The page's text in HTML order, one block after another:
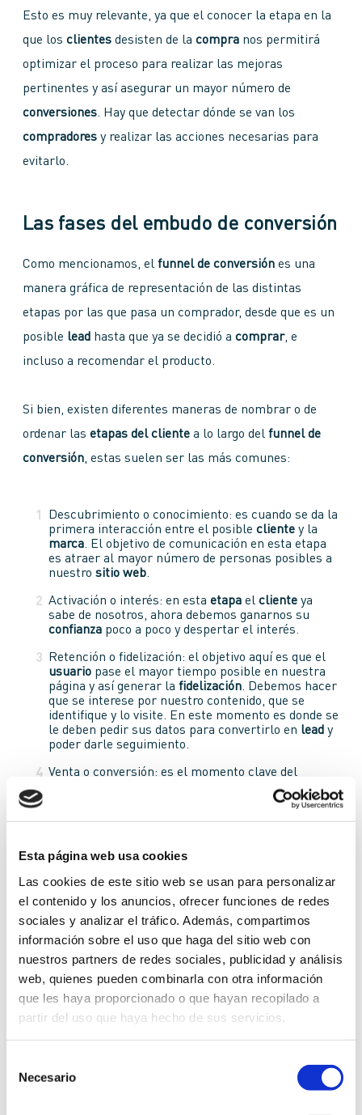
Esta página web usa cookies
Las cookies de este sitio web se usan para personalizar
el contenido y los anuncios, ofrecer funciones de redes
sociales y analizar el tráfico. Además, compartimos
información sobre el uso que haga del sitio web con
nuestros partners de redes sociales, publicidad y análisis
web, quienes pueden combinarla con otra información
que les haya proporcionado o que hayan recopilado a
partir del uso que haya hecho de sus servicios.
Necesario
Esto es muy relevante, ya que el conocer la etapa en la
que los clientes desisten de la compra nos permitirá
optimizar el proceso para realizar las mejoras
pertinentes y así asegurar un mayor número de
conversiones. Hay que detectar dónde se van los
compradores y realizar las acciones necesarias para
evitarlo.
Las fases del embudo de conversión
Como mencionamos, el funnel de conversión es una
manera gráfica de representación de las distintas
etapas por las que pasa un comprador, desde que es un
posible lead hasta que ya se decidió a comprar, e
incluso a recomendar el producto.
Si bien, existen diferentes maneras de nombrar o de
ordenar las etapas del cliente a lo largo del funnel de
conversión, estas suelen ser las más comunes:
Descubrimiento o conocimiento: es cuando se da la
primera interacción entre el posible cliente y la
marca. El objetivo de comunicación en esta etapa
es atraer al mayor número de personas posibles a
nuestro sitio web.
Activación o interés: en esta etapa el cliente ya
sabe de nosotros, ahora debemos ganarnos su
confianza poco a poco y despertar el interés.
Retención o fidelización: el objetivo aquí es que el
usuario pase el mayor tiempo posible en nuestra
página y así generar la fidelización. Debemos hacer
que se interese por nuestro contenido, que se
identifique y lo visite. En este momento es donde se
le deben pedir sus datos para convertirlo en lead y
poder darle seguimiento.
Venta o conversión: es el momento clave del
leadse
recomiende y que vuelva a comprar, es entonces
Contenido TOFU, MOFU y BOFU y
cómo emplearlo adecuadamente.
Una vez que ya conocemos las etapas delfunnel de
el inicio hasta el fondo del embudo.